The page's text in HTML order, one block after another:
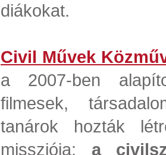
diákokat.
Civil Művek
a 2007-ben
filmesek,
tanárok hozták
missziója: a